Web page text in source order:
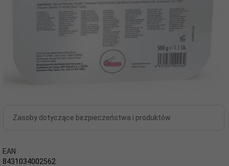
Zasoby dotyczące bezpieczeństwa i produktów
EAN:
8431034002562